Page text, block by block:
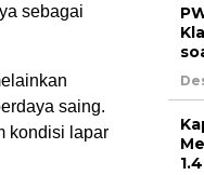
sebagai
saing.
kondisi lapar